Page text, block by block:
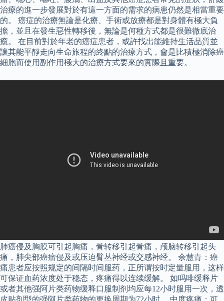
治療的進一步發展對於有這一方面的需求的病患仍然是相當重要
的。 癌症的治療無論是化療、手術或放療都是對身體有極大負
擔，並且在發生惡性轉移後，無論是何種方式都是很難徹底治
癒。 在目前對於年老的癌症患者，或許找出能維持生活品質並
讓其能平靜走向生命旅程的終點的治療方式，會是比積極消除癌
細胞而使用副作用極大的治療方式要來的實際且重要。
肺癌侵及胸膜可引起胸痛，骨转移引起骨痛，颅脑转移引起头
痛，肺尖部癌瘤侵及或压迫臂丛神经或交感神经。 余慧青：癌
痛患者应按照规定的间隔时间服药，正所谓按时定量服用，这样
可保证血药浓度处于稳态，疼痛得以连续缓解。 如吗啡缓释片
或者其他强阿片类药物缓释口服制剂均应每12小时服用一次，透
皮贴剂型的强阿片类药物的更换周期为72小时。 中度疼痛：可